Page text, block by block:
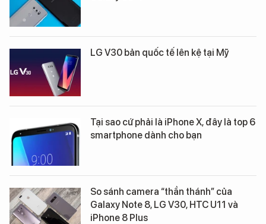
LG V30 bản quốc tế lên kệ tại Mỹ
Tại sao cứ phải là iPhone X, đây là top 6
smartphone dành cho bạn
So sánh camera “thần thánh” của
Galaxy Note 8, LG V30, HTC U11 và
iPhone 8 Plus